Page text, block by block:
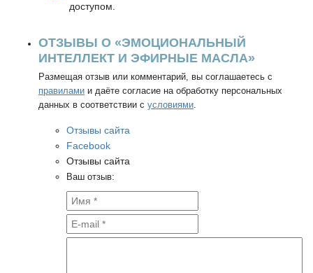
доступом.
ОТЗЫВЫ О «ЭМОЦИОНАЛЬНЫЙ
ИНТЕЛЛЕКТ И ЭФИРНЫЕ МАСЛА»
Размещая отзыв или комментарий, вы соглашаетесь с
правилами и даёте согласие на обработку персональных
данных в соответствии с условиями.
Отзывы сайта
Facebook
Отзывы сайта
Ваш отзыв: